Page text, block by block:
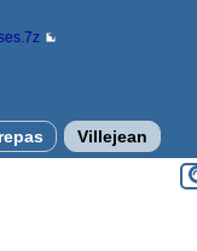
Villejean